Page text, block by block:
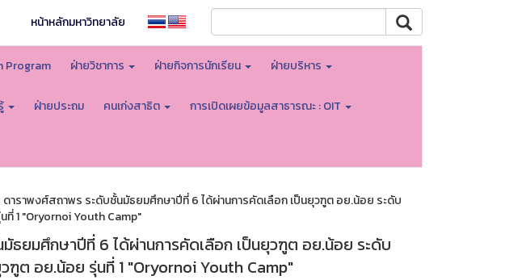
หน้าหลักมหาวิทยาลัย
Program ฝ่ายวิชาการ ฝ่ายกิจการนักเรียน ฝ่ายบริหาร
ฝ่ายประถม คนเก่งสาธิต การเปิดเผยข้อมูลสาธารณะ : OIT
าราพงศ์สถาพร ระดับชั้นมัธยมศึกษาปีที่ 6 ได้ผ่านการคัดเลือก เป็นยุวฑูต อย.น้อย ระดับ
ที่ 1 "Oryornoi Youth Camp"
ธยมศึกษาปีที่ 6 ได้ผ่านการคัดเลือก เป็นยุวฑูต อย.น้อย ระดับ
วฑูต อย.น้อย รุ่นที่ 1 "Oryornoi Youth Camp"